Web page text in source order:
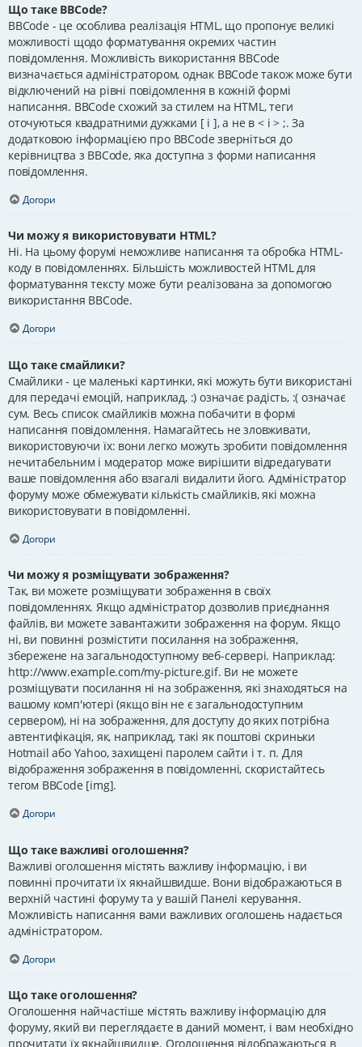
Що таке BBCode?
BBCode - це особлива реалізація HTML, що пропонує великі
можливості щодо форматування окремих частин
повідомлення. Можливість використання BBCode
визначається адміністратором, однак BBCode також може бути
відключений на рівні повідомлення в кожній формі
написання. BBCode схожий за стилем на HTML, теги
оточуються квадратними дужками [ і ], а не в < і > ;. За
додатковою інформацією про BBCode зверніться до
керівництва з BBCode, яка доступна з форми написання
повідомлення.
Догори
Чи можу я використовувати HTML?
Ні. На цьому форумі неможливе написання та обробка HTML-
коду в повідомленнях. Більшість можливостей HTML для
форматування тексту може бути реалізована за допомогою
використання BBCode.
Догори
Що таке смайлики?
Смайлики - це маленькі картинки, які можуть бути використані
для передачі емоцій, наприклад, :) означає радість, :( означає
сум. Весь список смайликів можна побачити в формі
написання повідомлення. Намагайтесь не зловживати,
використовуючи їх: вони легко можуть зробити повідомлення
нечитабельним і модератор може вирішити відредагувати
ваше повідомлення або взагалі видалити його. Адміністратор
форуму може обмежувати кількість смайликів, які можна
використовувати в повідомленні.
Догори
Чи можу я розміщувати зображення?
Так, ви можете розміщувати зображення в своїх
повідомленнях. Якщо адміністратор дозволив приєднання
файлів, ви можете завантажити зображення на форум. Якщо
ні, ви повинні розмістити посилання на зображення,
збережене на загальнодоступному веб-сервері. Наприклад:
http://www.example.com/my-picture.gif. Ви не можете
розміщувати посилання ні на зображення, які знаходяться на
вашому комп'ютері (якщо він не є загальнодоступним
сервером), ні на зображення, для доступу до яких потрібна
автентифікація, як, наприклад, такі як поштові скриньки
Hotmail або Yahoo, захищені паролем сайти і т. п. Для
відображення зображення в повідомленні, скористайтесь
тегом BBCode [img].
Догори
Що таке важливі оголошення?
Важливі оголошення містять важливу інформацію, і ви
повинні прочитати їх якнайшвидше. Вони відображаються в
верхній частині форуму та у вашій Панелі керування.
Можливість написання вами важливих оголошень надається
адміністратором.
Догори
Що таке оголошення?
Оголошення найчастіше містять важливу інформацію для
форуму, який ви переглядаєте в даний момент, і вам необхідно
прочитати їх якнайшвидше. Оголошення відображаються в